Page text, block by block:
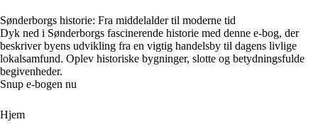
Sønderborgs historie: Fra middelalder til moderne tid
Dyk ned i Sønderborgs fascinerende historie med denne e-bog, der
beskriver byens udvikling fra en vigtig handelsby til dagens livlige
lokalsamfund. Oplev historiske bygninger, slotte og betydningsfulde
begivenheder.
Snup e-bogen nu
Hjem